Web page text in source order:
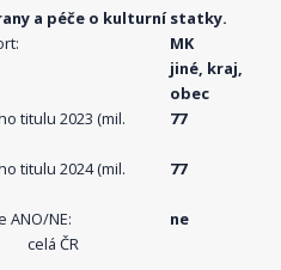
a péče o kulturní statky.
MK
jiné, kraj,
obec
titulu 2023 (mil.
77
titulu 2024 (mil.
77
ANO/NE:
ne
celá ČR